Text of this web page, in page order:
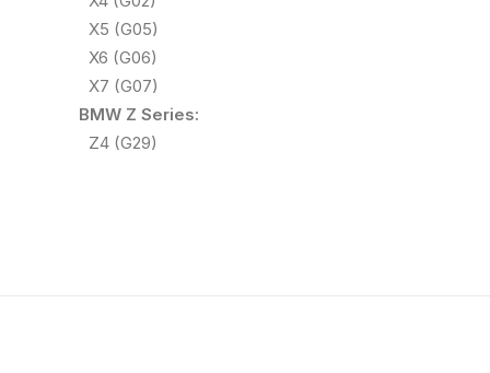
X5 (G05)
X6 (G06)
X7 (G07)
BMW Z Series:
Z4 (G29)